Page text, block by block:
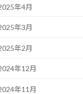
年4月
年3月
年2月
年12月
年11月